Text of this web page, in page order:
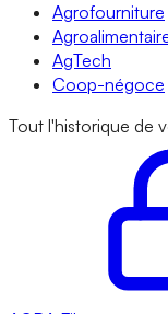
Agrofourniture
AgTech
Coop-négoce
Tout l'historique de